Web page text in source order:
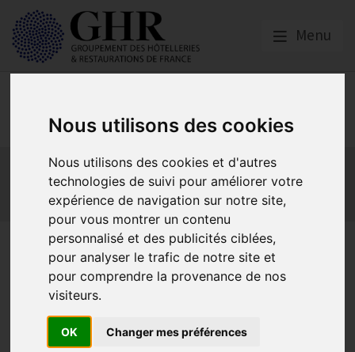
Nous utilisons des cookies
Nous utilisons des cookies et d'autres
technologies de suivi pour améliorer votre
expérience de navigation sur notre site,
pour vous montrer un contenu
personnalisé et des publicités ciblées,
pour analyser le trafic de notre site et
pour comprendre la provenance de nos
visiteurs.
OK Changer mes préférences
Menu
Europe & Numérique
Actualités
Plateformes en ligne
Economie collaborative
Innovation et digitalisation
Mon Parc Num
Informatique Europe
HOTREC
Le GHR à la 92e Assemblée Générale de HOTREC : porter
une voix forte à Bruxelles
Publié le24/04/2026